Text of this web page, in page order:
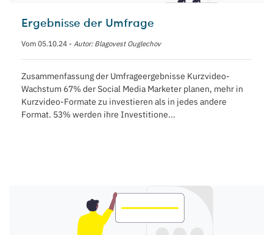
Ergebnisse der Umfrage
Vom 05.10.24 - Autor: Blagovest Ouglechov
Zusammenfassung der Umfrageergebnisse Kurzvideo-
Wachstum 67% der Social Media Marketer planen, mehr in
Kurzvideo-Formate zu investieren als in jedes andere
Format. 53% werden ihre Investitione...